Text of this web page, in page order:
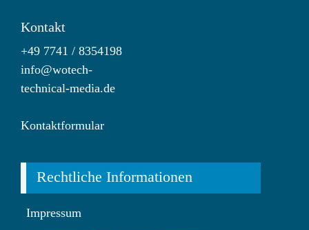
Kontakt
+49 7741 / 8354198
info@wotech-
technical-media.de
Kontaktformular
Rechtliche Informationen
Impressum